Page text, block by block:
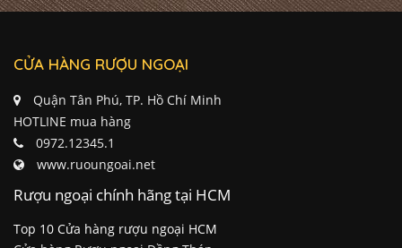
CỬA HÀNG RƯỢU NGOẠI
Quận Tân Phú, TP. Hồ Chí Minh
HOTLINE mua hàng
0972.12345.1
www.ruoungoai.net
Rượu ngoại chính hãng tại HCM
Top 10 Cửa hàng rượu ngoại HCM